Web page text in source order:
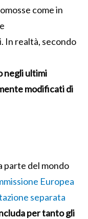
come in
In realtà, secondo
negli ultimi
modificati di
parte del mondo
Europea
separata
per tanto gli